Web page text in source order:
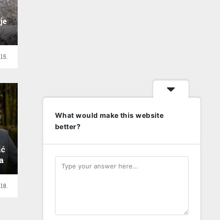
What would make this website
better?